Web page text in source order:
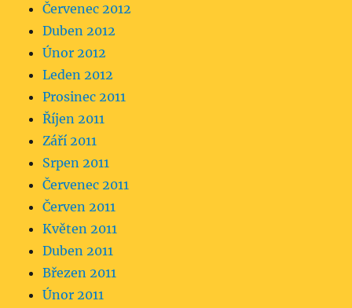
Červenec 2012
Duben 2012
Únor 2012
Leden 2012
Prosinec 2011
Říjen 2011
Září 2011
Srpen 2011
Červenec 2011
Červen 2011
Květen 2011
Duben 2011
Březen 2011
Únor 2011